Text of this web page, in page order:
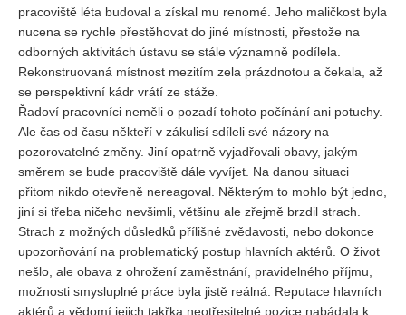
pracoviště léta budoval a získal mu renomé. Jeho maličkost byla
nucena se rychle přestěhovat do jiné místnosti, přestože na
odborných aktivitách ústavu se stále významně podílela.
Rekonstruovaná místnost mezitím zela prázdnotou a čekala, až
se perspektivní kádr vrátí ze stáže.
Řadoví pracovníci neměli o pozadí tohoto počínání ani potuchy.
Ale čas od času někteří v zákulisí sdíleli své názory na
pozorovatelné změny. Jiní opatrně vyjadřovali obavy, jakým
směrem se bude pracoviště dále vyvíjet. Na danou situaci
přitom nikdo otevřeně nereagoval. Některým to mohlo být jedno,
jiní si třeba ničeho nevšimli, většinu ale zřejmě brzdil strach.
Strach z možných důsledků přílišné zvědavosti, nebo dokonce
upozorňování na problematický postup hlavních aktérů. O život
nešlo, ale obava z ohrožení zaměstnání, pravidelného příjmu,
možnosti smysluplné práce byla jistě reálná. Reputace hlavních
aktérů a vědomí jejich takřka neotřesitelné pozice nabádala k